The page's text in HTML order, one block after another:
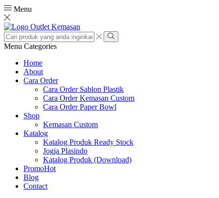
Menu
Search
input
Search
Menu Categories
Home
About
Cara Order
Cara Order Sablon Plastik
Cara Order Kemasan Custom
Cara Order Paper Bowl
Shop
Kemasan Custom
Katalog
Katalog Produk Ready Stock
Jogja Plasindo
Katalog Produk (Download)
PromoHot
Blog
Contact